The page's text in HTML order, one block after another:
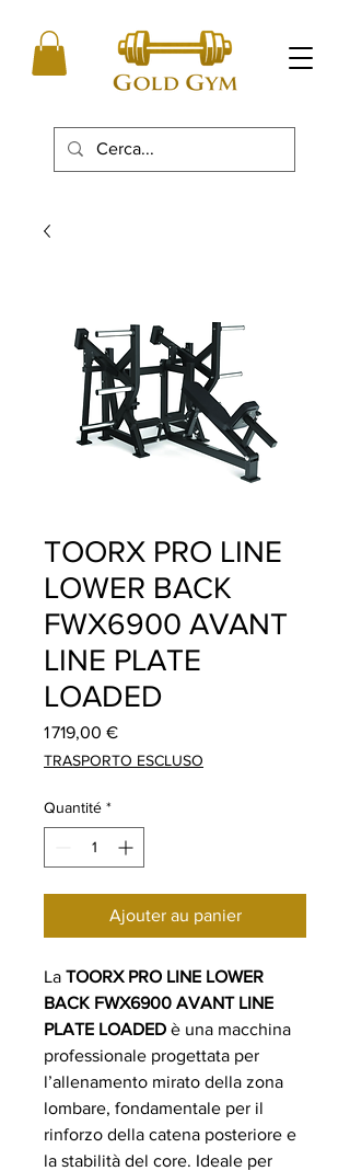
TOORX PRO LINE
LOWER BACK
FWX6900 AVANT
LINE PLATE
LOADED
1 719,00 €Prix
TRASPORTO ESCLUSO
Quantité *
Ajouter au panier
La TOORX PRO LINE LOWER
BACK FWX6900 AVANT LINE
PLATE LOADED è una macchina
professionale progettata per
l’allenamento mirato della zona
lombare, fondamentale per il
rinforzo della catena posteriore e
la stabilità del core. Ideale per